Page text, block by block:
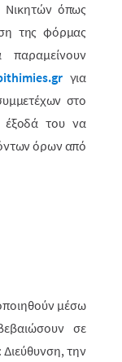
όπως
της φόρμας
.gr για
στο
έξοδά του να
όρων από
μέσω
σε
Διεύθυνση, την